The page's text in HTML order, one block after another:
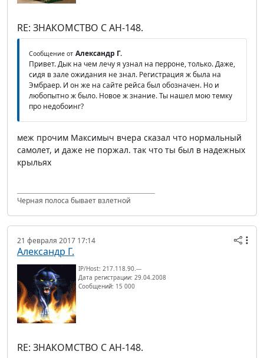
RE: ЗНАКОМСТВО С АН-148.
Сообщение от Александр Г.
Привет. Дык на чем лечу я узнал на перроне, только. Даже,
сидя в зале ожидания не знал. Регистрация ж была на
Эмбраер. И он же на сайте рейса был обозначен. Но и
любопытно ж было. Новое ж знание. Ты нашел мою темку
про недобоинг?
меж прочим Максимыч вчера сказал что нормальный
самолет, и даже не поржал. так что ты был в надежных
крыльях
Черная полоса бывает взлетной
21 февраля 2017 17:14
Александр Г.
IP/Host: 217.118.90.---
Дата регистрации: 29.04.2008
Сообщений: 15 000
RE: ЗНАКОМСТВО С АН-148.